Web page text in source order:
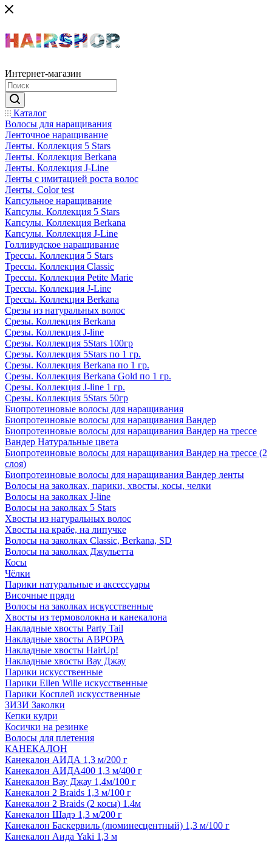
Интернет-магазин
Каталог
Волосы для наращивания
Ленточное наращивание
Ленты. Коллекция 5 Stars
Ленты. Коллекция Berkana
Ленты. Коллекция J-Line
Ленты с имитацией роста волос
Ленты. Color test
Капсульное наращивание
Капсулы. Коллекция 5 Stars
Капсулы. Коллекция Berkana
Капсулы. Коллекция J-Line
Голливудское наращивание
Трессы. Коллекция 5 Stars
Трессы. Коллекция Classic
Трессы. Коллекция Petite Marie
Трессы. Коллекция J-Line
Трессы. Коллекция Berkana
Срезы из натуральных волос
Срезы. Коллекция Berkana
Срезы. Коллекция J-line
Срезы. Коллекция 5Stars 100гр
Срезы. Коллекция 5Stars по 1 гр.
Срезы. Коллекция Berkana по 1 гр.
Срезы. Коллекция Berkana Gold по 1 гр.
Срезы. Коллекция J-line 1 гр.
Срезы. Коллекция 5Stars 50гр
Биопротеиновые волосы для наращивания
Биопротеиновые волосы для наращивания Вандер
Биопротеиновые волосы для наращивания Вандер на трессе
Вандер Натуральные цвета
Биопротеиновые волосы для наращивания Вандер на трессе (2
слоя)
Биопротеиновые волосы для наращивания Вандер ленты
Волосы на заколках, парики, хвосты, косы, челки
Волосы на заколках J-line
Волосы на заколках 5 Stars
Хвосты из натуральных волос
Хвосты на крабе, на липучке
Волосы на заколках Classic, Berkana, SD
Волосы на заколках Джульетта
Косы
Чёлки
Парики натуральные и аксессуары
Височные пряди
Волосы на заколках искусственные
Хвосты из термоволокна и канекалона
Накладные хвосты Party Tail
Накладные хвосты АВРОРА
Накладные хвосты HairUp!
Накладные хвосты Вау Джау
Парики искусственные
Парики Ellen Wille искусственные
Парики Косплей искусственные
ЗИЗИ Заколки
Кепки кудри
Косички на резинке
Волосы для плетения
КАНЕКАЛОН
Канекалон АИДА 1,3 м/200 г
Канекалон АИДА400 1,3 м/400 г
Канекалон Вау Джау 1,4м/100 г
Канекалон 2 Braids 1,3 м/100 г
Канекалон 2 Braids (2 косы) 1.4м
Канекалон Шадэ 1,3 м/200 г
Канекалон Баскервиль (люминесцентный) 1,3 м/100 г
Канекалон Аида Yaki 1,3 м